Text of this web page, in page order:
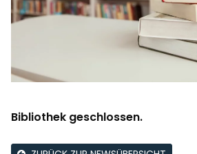
Bibliothek geschlossen.